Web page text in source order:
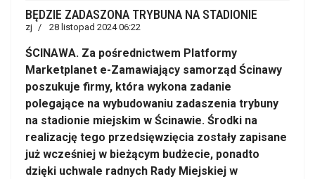
BĘDZIE ZADASZONA TRYBUNA NA STADIONIE
zj 28 listopad 2024 06:22
ŚCINAWA. Za pośrednictwem Platformy
Marketplanet e-Zamawiający samorząd Ścinawy
poszukuje firmy, która wykona zadanie
polegające na wybudowaniu zadaszenia trybuny
na stadionie miejskim w Ścinawie. Środki na
realizację tego przedsięwzięcia zostały zapisane
już wcześniej w bieżącym budżecie, ponadto
dzięki uchwale radnych Rady Miejskiej w